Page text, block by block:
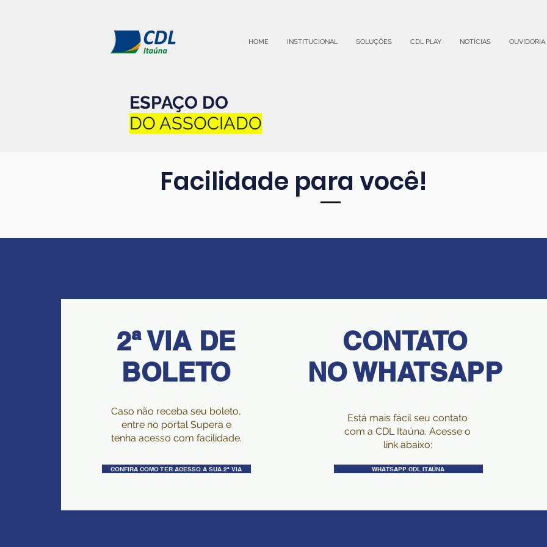
HOME INSTITUCIONAL SOLUÇÕES CDL PLAY NOTÍCIAS OUVIDORIA
ESPAÇO DO
DO ASSOCIADO
Facilidade para você!
2ª VIA DE
BOLETO
Caso não receba seu boleto,
entre no portal Supera e
tenha acesso com facilidade.
CONFIRA COMO TER ACESSO A SUA 2ª VIA
CONTATO
NO WHATSAPP
Está mais fácil seu contato
com a CDL Itaúna. Acesse o
link abaixo:
WHATSAPP CDL ITAÚNA